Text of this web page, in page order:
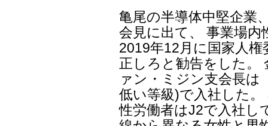
亀尾の半導体中堅企業
会見に出て、 事業場
2019年12月に国家人
正しろと勧告をした。
ァン・ミジン支会長は
低い等級)で入社した
性労働者はJ2で入社し